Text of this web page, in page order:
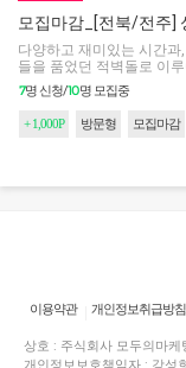
모집마감_[전북/전주]
다양하고 재미있는 시간과
들을 품었던 적벽돌로 이루
다. ★
7명 신청/10명 모집중
+ 1,000P 방문형 모집마감
이용약관 개인정보취급방침
상호 : 주식회사 모두의마케